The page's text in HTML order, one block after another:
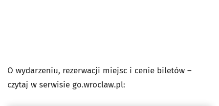
O wydarzeniu, rezerwacji miejsc i cenie biletów –
czytaj w serwisie go.wroclaw.pl: